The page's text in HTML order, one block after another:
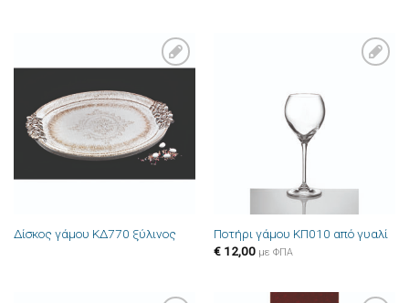
στην λίστα
επιθυμιών
Δίσκος γάμου ΚΔ770 ξύλινος
Ποτήρι γάμου ΚΠ010 από γυαλί
€12,00 με ΦΠΑ